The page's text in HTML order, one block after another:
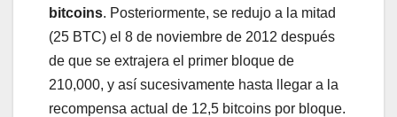
bitcoins. Posteriormente, se redujo a la mitad
(25 BTC) el 8 de noviembre de 2012 después
de que se extrajera el primer bloque de
210,000, y así sucesivamente hasta llegar a la
recompensa actual de 12,5 bitcoins por bloque.